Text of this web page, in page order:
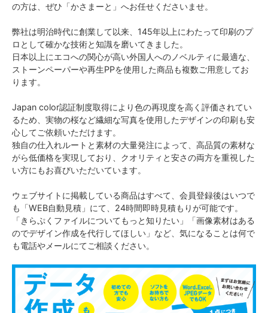
の方は、ぜひ「かさまーと」へお任せくださいませ。
弊社は明治時代に創業して以来、145年以上にわたって印刷のプ
ロとして確かな技術と知識を磨いてきました。
日本以上にエコへの関心が高い外国人へのノベルティに最適な、
ストーンペーパーや再生PPを使用した商品も複数ご用意してお
ります。
Japan color認証制度取得により色の再現度を高く評価されてい
るため、実物の桜など繊細な写真を使用したデザインの印刷も安
心してご依頼いただけます。
独自の仕入れルートと素材の大量発注によって、高品質の素材な
がら低価格を実現しており、クオリティと安さの両方を重視した
い方にもお喜びいただいています。
ウェブサイトに掲載している商品はすべて、会員登録後はいつで
も「WEB自動見積」にて、24時間即時見積もりが可能です。
「きらぷくファイルについてもっと知りたい」「画像素材はある
のでデザイン作成を代行してほしい」など、気になることは何で
も電話やメールにてご相談ください。